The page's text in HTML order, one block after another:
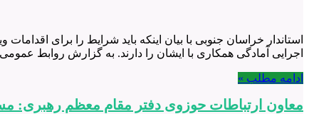
استاندار خراسان جنوبی با بیان اینکه باید شرایط را برای
اجرایی آمادگی همکاری با ایشان را دارند. به گزارش روابط
ادامه مطلب »
معاون ارتباطات حوزوی دفتر مقام معظم رهبری: